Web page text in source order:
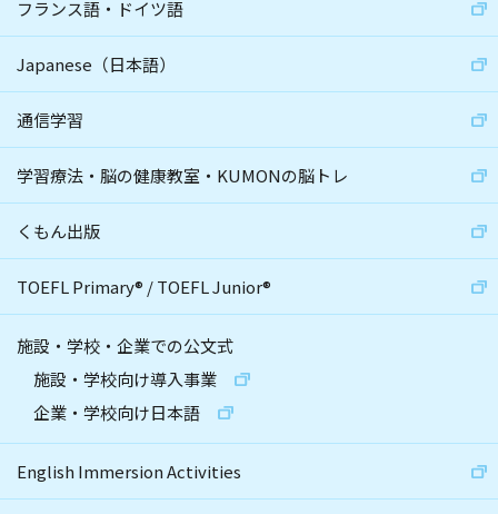
フランス語・ドイツ語
Japanese（日本語）
通信学習
学習療法・脳の健康教室・KUMONの脳トレ
くもん出版
TOEFL Primary® /TOEFL Junior®
施設・学校・企業での公文式
施設・学校向け導入事業
企業・学校向け日本語
English Immersion Activities